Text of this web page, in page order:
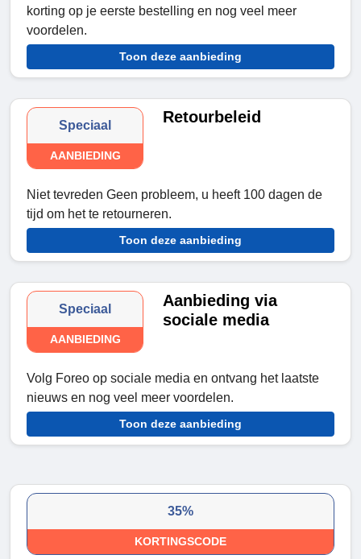
korting op je eerste bestelling en nog veel meer
voordelen.
Toon deze aanbieding
Speciaal
AANBIEDING
Retourbeleid
Niet tevreden Geen probleem, u heeft 100 dagen de
tijd om het te retourneren.
Toon deze aanbieding
Speciaal
AANBIEDING
Aanbieding via
sociale media
Volg Foreo op sociale media en ontvang het laatste
nieuws en nog veel meer voordelen.
Toon deze aanbieding
35%
KORTINGSCODE